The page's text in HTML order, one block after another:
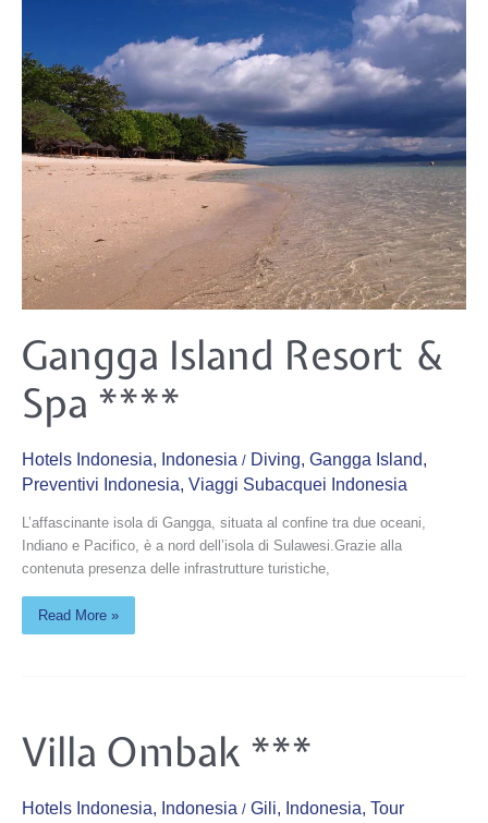
Gangga Island Resort &
Spa ****
Hotels Indonesia, Indonesia / Diving, Gangga Island,
Preventivi Indonesia, Viaggi Subacquei Indonesia
L’affascinante isola di Gangga, situata al confine tra due oceani,
Indiano e Pacifico, è a nord dell’isola di Sulawesi.Grazie alla
contenuta presenza delle infrastrutture turistiche,
Gangga
Island
Resort
&
Spa
****
Read More »
Villa Ombak ***
Hotels Indonesia, Indonesia / Gili, Indonesia, Tour
Villa
Ombak
***